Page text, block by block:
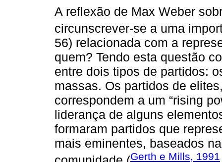
A reflexão de Max Weber
circunscrever-se a uma
56) relacionada com a
quem? Tendo esta questão
entre dois tipos de partidos:
massas. Os partidos de
correspondem a um “rising
liderança de alguns
formaram partidos que
mais eminentes, baseados
Gerth e Mills, 1991